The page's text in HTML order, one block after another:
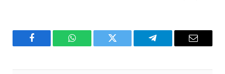
Facebook WhatsAppTwitter Telegram Email